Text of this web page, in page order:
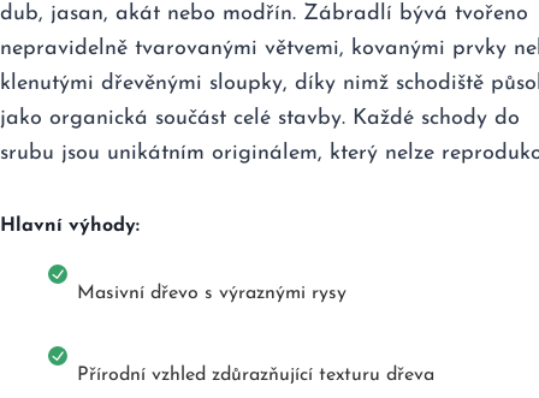
dub, jasan, akát nebo modřín. Zábradlí bývá tvořeno
nepravidelně tvarovanými větvemi, kovanými prvky
klenutými dřevěnými sloupky, díky nimž schodiště
jako organická součást celé stavby. Každé schody do
srubu jsou unikátním originálem, který nelze
Hlavní výhody:
Masivní dřevo s výraznými rysy
Přírodní vzhled zdůrazňující texturu dřeva